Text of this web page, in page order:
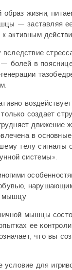
жизни,
— заставляя
к активным
болей в
создает
в
телу сигналы
системы».
мышцу.
мышцы
ее
что вы
для